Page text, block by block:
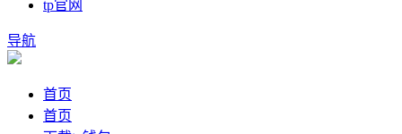
tp官网
导航
首页
首页